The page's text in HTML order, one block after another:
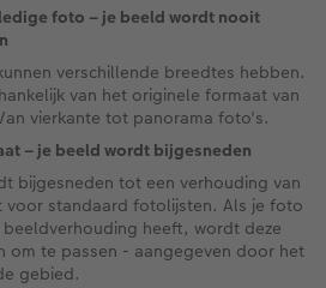
foto – je beeld wordt nooit
verschillende breedtes hebben.
van het originele formaat van
vierkante tot panorama foto's.
– je beeld wordt bijgesneden
bijgesneden tot een verhouding van
voor standaard fotolijsten. Als je foto
beeldverhouding heeft, wordt deze
om te passen - aangegeven door het
gebied.